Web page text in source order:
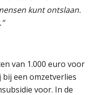
kunt ontslaan.
van 1.000 euro voor
een omzetverlies
voor. In de
Pensioen voor de salarisprofessional: ontdek welke verdieping bij jou past